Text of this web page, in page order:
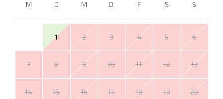
M D M D F S S
1 2 3 4 5 6
7 8 9 10 11 12 13
14 15 16 17 18 19 20